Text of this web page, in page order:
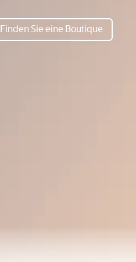
Finden Sie eine Boutique
SCHLIESSEN
SCHLIESSEN